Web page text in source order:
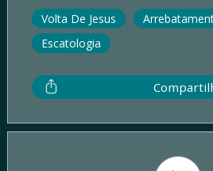
Volta De Jesus
Escatologia